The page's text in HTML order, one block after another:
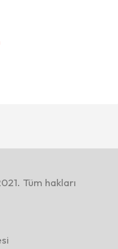
Tüm hakları